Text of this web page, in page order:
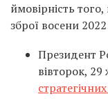
ймовірність
зброї восени
Президент
вівторок,